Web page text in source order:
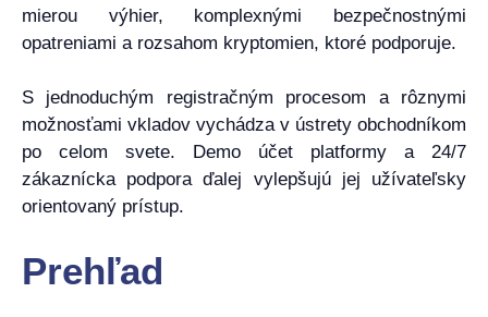
mierou výhier, komplexnými bezpečnostnými
opatreniami a rozsahom kryptomien, ktoré podporuje.
S jednoduchým registračným procesom a rôznymi
možnosťami vkladov vychádza v ústrety obchodníkom
po celom svete. Demo účet platformy a 24/7
zákaznícka podpora ďalej vylepšujú jej užívateľsky
orientovaný prístup.
Prehľad